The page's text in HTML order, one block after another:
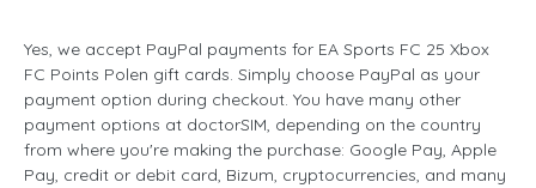
Yes, we accept PayPal payments for EA Sports FC 25 Xbox
FC Points Polen gift cards. Simply choose PayPal as your
payment option during checkout. You have many other
payment options at doctorSIM, depending on the country
from where you're making the purchase: Google Pay, Apple
Pay, credit or debit card, Bizum, cryptocurrencies, and many